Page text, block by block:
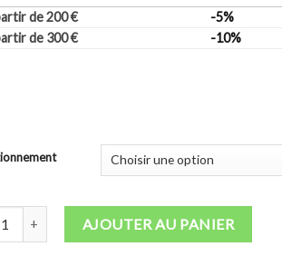
de 200 €
-5%
de 300 €
-10%
de Câble Ethernet 4 paires Grade 3 TV
AJOUTER AU PANIER